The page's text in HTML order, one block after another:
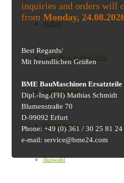
Aufbau
Long Pitch & Short Pich
Ausführungen
Eigenschaften
Auswahl
inquiries and orders will
from Monday,
Best Regards/
Mit freundlichen Grüßen
BME BauMaschinen Ersatzteile
Dipl.-Ing.(FH) Mathias Schmidt
Blumenstraße 70
D-99092 Erfurt
Phone: +49 (0) 361 / 30 25 81 24
e-mail: service@bme24.com